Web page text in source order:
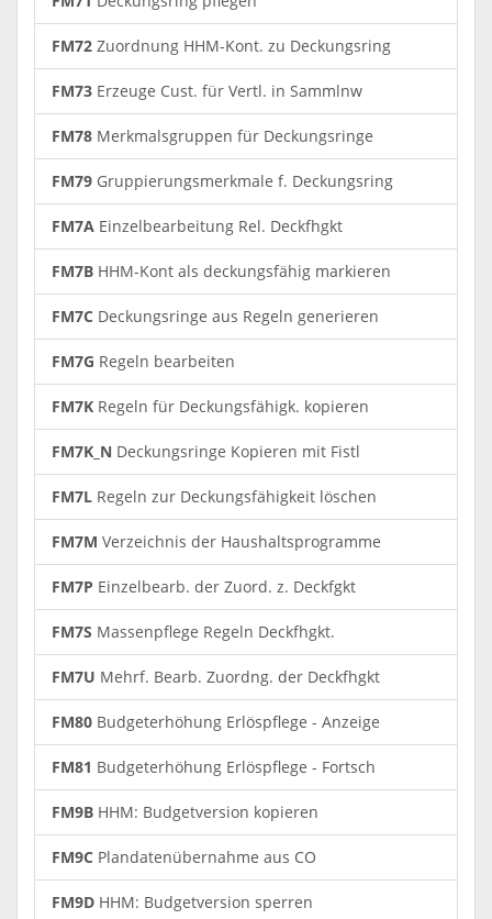
FM72 Zuordnung HHM-Kont. zu Deckungsring
FM73 Erzeuge Cust. für Vertl. in Sammlnw
FM78 Merkmalsgruppen für Deckungsringe
FM79 Gruppierungsmerkmale f. Deckungsring
FM7A Einzelbearbeitung Rel. Deckfhgkt
FM7B HHM-Kont als deckungsfähig markieren
FM7C Deckungsringe aus Regeln generieren
FM7G Regeln bearbeiten
FM7K Regeln für Deckungsfähigk. kopieren
FM7K_N Deckungsringe Kopieren mit Fistl
FM7L Regeln zur Deckungsfähigkeit löschen
FM7M Verzeichnis der Haushaltsprogramme
FM7P Einzelbearb. der Zuord. z. Deckfgkt
FM7S Massenpflege Regeln Deckfhgkt.
FM7U Mehrf. Bearb. Zuordng. der Deckfhgkt
FM80 Budgeterhöhung Erlöspflege - Anzeige
FM81 Budgeterhöhung Erlöspflege - Fortsch
FM9B HHM: Budgetversion kopieren
FM9C Plandatenübernahme aus CO
FM9D HHM: Budgetversion sperren